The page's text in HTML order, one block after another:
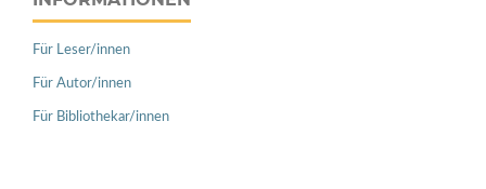
Für Leser/innen
Für Autor/innen
Für Bibliothekar/innen